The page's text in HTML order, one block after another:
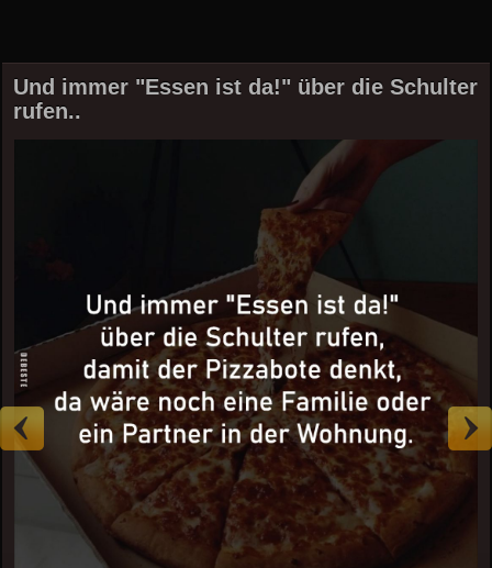
Und immer "Essen ist da!" über die Schulter
rufen..